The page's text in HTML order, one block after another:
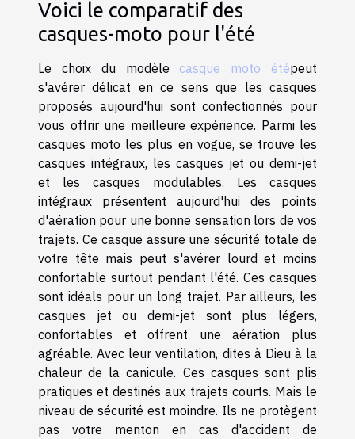
Voici le comparatif des
casques-moto pour l'été
Le choix du modèle casque moto étépeut
s'avérer délicat en ce sens que les casques
proposés aujourd'hui sont confectionnés pour
vous offrir une meilleure expérience. Parmi les
casques moto les plus en vogue, se trouve les
casques intégraux, les casques jet ou demi-jet
et les casques modulables. Les casques
intégraux présentent aujourd'hui des points
d'aération pour une bonne sensation lors de vos
trajets. Ce casque assure une sécurité totale de
votre tête mais peut s'avérer lourd et moins
confortable surtout pendant l'été. Ces casques
sont idéals pour un long trajet. Par ailleurs, les
casques jet ou demi-jet sont plus légers,
confortables et offrent une aération plus
agréable. Avec leur ventilation, dites à Dieu à la
chaleur de la canicule. Ces casques sont plis
pratiques et destinés aux trajets courts. Mais le
niveau de sécurité est moindre. Ils ne protègent
pas votre menton en cas d'accident de